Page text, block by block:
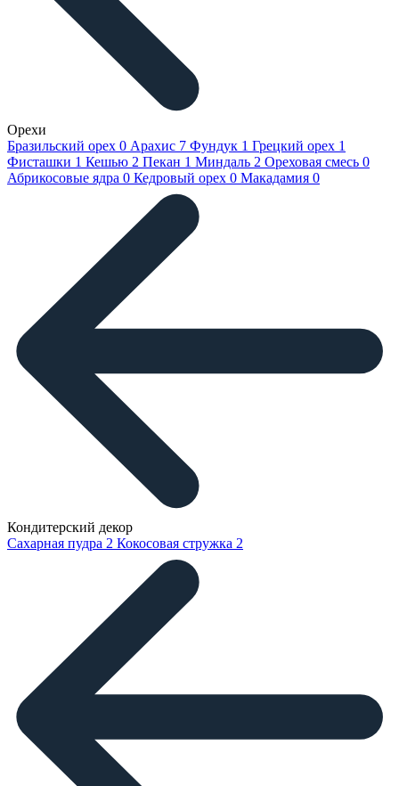
Орехи
Бразильский орех 0 Арахис 7 Фундук 1 Грецкий орех 1
Фисташки 1 Кешью 2 Пекан 1 Миндаль 2 Ореховая смесь 0
Абрикосовые ядра 0 Кедровый орех 0 Макадамия 0
Кондитерский декор
Сахарная пудра 2 Кокосовая стружка 2